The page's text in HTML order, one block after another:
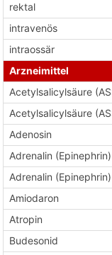
rektal
intravenös
intraossär
Arzneimittel
Acetylsalicylsäure
Acetylsalicylsäure
Adenosin
Adrenalin
Adrenalin
Amiodaron
Atropin
Budesonid